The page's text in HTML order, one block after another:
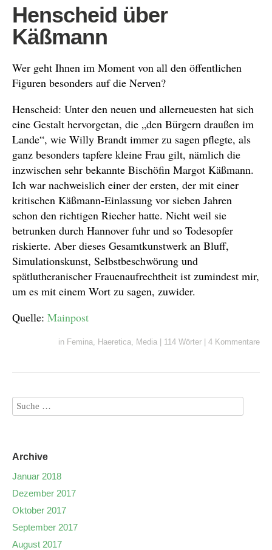
Henscheid über
Käßmann
Wer geht Ihnen im Moment von all den öffentlichen
Figuren besonders auf die Nerven?
Henscheid: Unter den neuen und allerneuesten hat sich
eine Gestalt hervorgetan, die „den Bürgern draußen im
Lande“, wie Willy Brandt immer zu sagen pflegte, als
ganz besonders tapfere kleine Frau gilt, nämlich die
inzwischen sehr bekannte Bischöfin Margot Käßmann.
Ich war nachweislich einer der ersten, der mit einer
kritischen Käßmann-Einlassung vor sieben Jahren
schon den richtigen Riecher hatte. Nicht weil sie
betrunken durch Hannover fuhr und so Todesopfer
riskierte. Aber dieses Gesamtkunstwerk an Bluff,
Simulationskunst, Selbstbeschwörung und
spätlutheranischer Frauenaufrechtheit ist zumindest mir,
um es mit einem Wort zu sagen, zuwider.
Quelle: Mainpost
in Femina, Haeretica, Media 114 Wörter 4 Kommentare
Archive
Januar 2018
Dezember 2017
Oktober 2017
September 2017
August 2017